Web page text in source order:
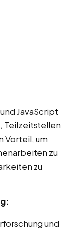
JavaScript
Teilzeitstellen
Vorteil, um
zu
zu
und